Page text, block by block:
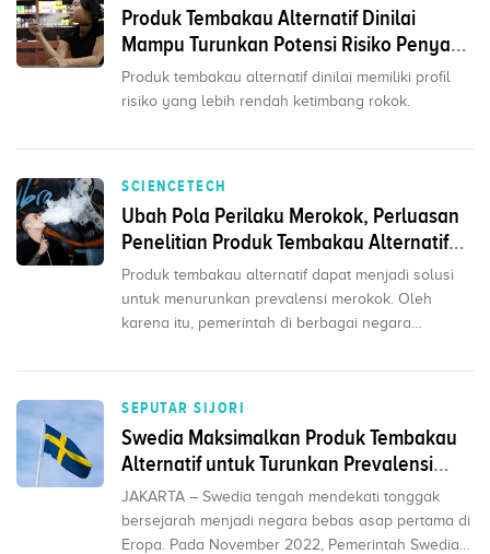
Produk Tembakau Alternatif Dinilai
Mampu Turunkan Potensi Risiko Penyakit
Terkait Kebiasaan Merokok
Produk tembakau alternatif dinilai memiliki profil
risiko yang lebih rendah ketimbang rokok.
SCIENCETECH
Ubah Pola Perilaku Merokok, Perluasan
Penelitian Produk Tembakau Alternatif
Ditingkatkan
Produk tembakau alternatif dapat menjadi solusi
untuk menurunkan prevalensi merokok. Oleh
karena itu, pemerintah di berbagai negara
SEPUTAR SIJORI
Swedia Maksimalkan Produk Tembakau
Alternatif untuk Turunkan Prevalensi
Merokok Karena Lebih Rendah Risiko
JAKARTA – Swedia tengah mendekati tonggak
bersejarah menjadi negara bebas asap pertama di
Eropa. Pada November 2022, Pemerintah Swedia